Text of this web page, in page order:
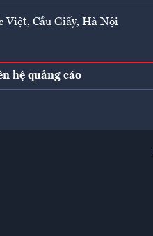
Việt, Cầu Giấy, Hà Nội
hệ quảng cáo